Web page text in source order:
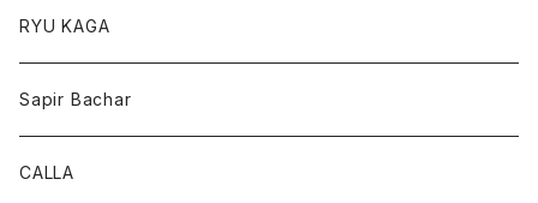
RYU KAGA
Sapir Bachar
CALLA